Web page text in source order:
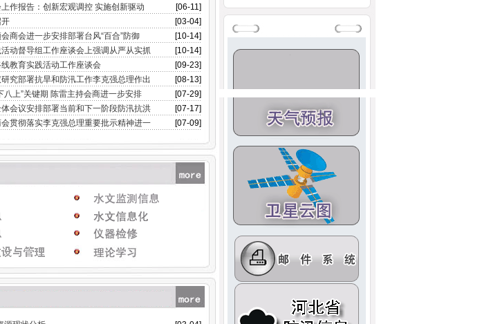
作报告：创新宏观调控 实施创新驱动
[06-11]
[03-04]
商会进一步安排部署台风“百合”防御
[10-14]
动督导组工作座谈会上强调从严从实抓
[10-14]
教育实践活动工作座谈会
[09-23]
究部署抗旱和防汛工作李克强总理作出
[08-13]
八上”关键期 陈雷主持会商进一步安排
[07-29]
会议安排部署当前和下一阶段防汛抗洪
[07-17]
贯彻落实李克强总理重要批示精神进一
[07-09]